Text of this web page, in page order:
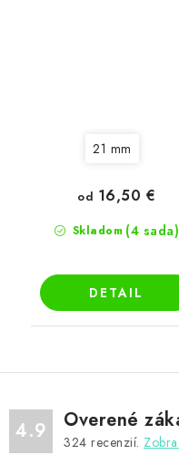
21 mm
Skladom (4 sada)
od 16,50 €
DETAIL
4.9 Overené
324 recenzií.